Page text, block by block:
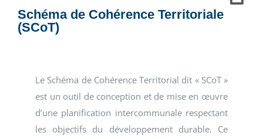
Schéma de Cohérence Territoriale
(SCoT)
Le Schéma de Cohérence Territorial dit « SCoT »
est un outil de conception et de mise en œuvre
d’une planification intercommunale respectant
les objectifs du développement durable. Ce